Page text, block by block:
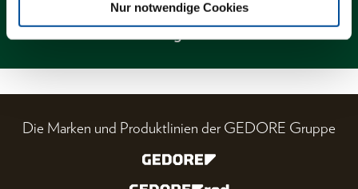
Nur notwendige Cookies
Magazin
Die Marken und Produktlinien der GEDORE Gruppe